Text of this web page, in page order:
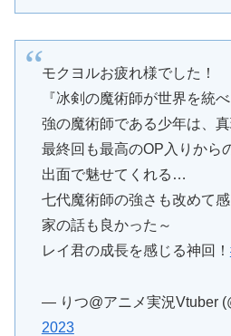
モクヨルお疲れ様でした！
『冰剣の魔術師が世界を統
強の魔術師である少年は、真
最終回も最高のOP入りから
出面で魅せてくれる…
七代魔術師の強さも改めて
家の話も良かった～
レイ君の成長を感じる神回！
— りつ@アニメ実況Vtuber
2023